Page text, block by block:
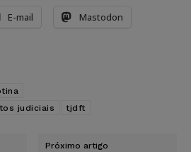
E-mail Mastodon
judiciais
tjdft
Próximo artigo